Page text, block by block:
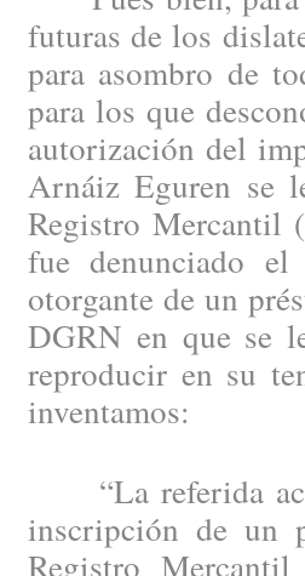
futuras de los
para asombro de
para los que
autorización del
Arnáiz Eguren se
Registro Mercantil
fue denunciado
otorgante de un
DGRN en que se
reproducir en su
inventamos:
“La referida
inscripción de un
Registro